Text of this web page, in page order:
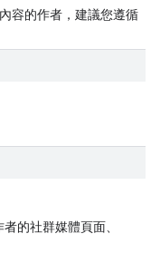
容的作者，建議您遵循
的社群媒體頁面、